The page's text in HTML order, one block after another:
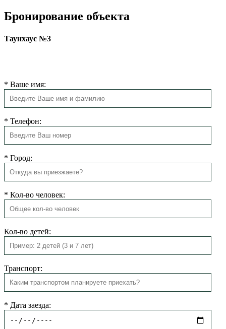
Бронирование объекта
Таунхаус №3
* Ваше имя:
* Телефон:
* Город:
* Кол-во человек:
Кол-во детей:
Транспорт:
* Дата заезда: